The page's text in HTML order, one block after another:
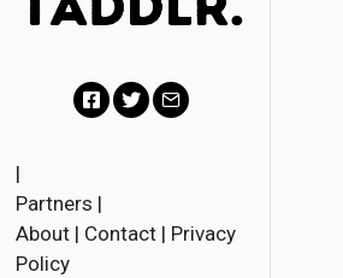
c
e
t
i
|
Partners |
About | Contact | Privacy
Policy